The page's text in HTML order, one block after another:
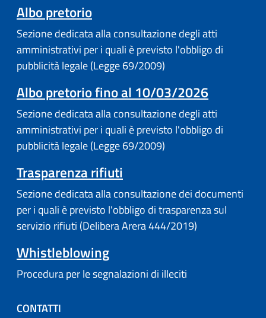
Albo pretorio(apre in un'altra scheda).
Sezione dedicata alla consultazione degli atti
amministrativi per i quali è previsto l'obbligo di
pubblicità legale (Legge 69/2009)
Albo pretorio fino al 10/03/2026
Sezione dedicata alla consultazione degli atti
amministrativi per i quali è previsto l'obbligo di
pubblicità legale (Legge 69/2009)
Trasparenza rifiuti
Sezione dedicata alla consultazione dei documenti
per i quali è previsto l'obbligo di trasparenza sul
servizio rifiuti (Delibera Arera 444/2019)
Whistleblowing
Procedura per le segnalazioni di illeciti
CONTATTI